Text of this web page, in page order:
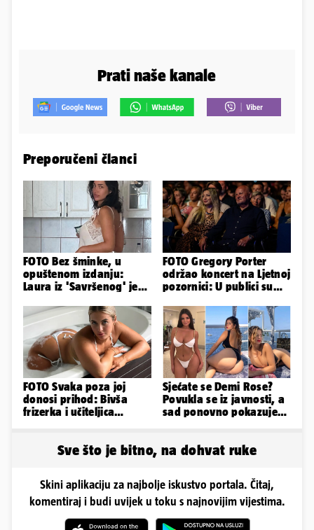
Prati naše kanale
Preporučeni članci
FOTO Bez šminke, u
opuštenom izdanju:
Laura iz 'Savršenog' je
odmora
FOTO Gregory Porter
održao koncert na Ljetnoj
pozornici: U publici su
FOTO Svaka poza joj
donosi prihod: Bivša
frizerka i učiteljica
Sjećate se Demi Rose?
Povukla se iz javnosti, a
sad ponovno pokazuje
Sve što je bitno, na dohvat ruke
Skini aplikaciju za najbolje iskustvo portala. Čitaj,
komentiraj i budi uvijek u toku s najnovijim vijestima.